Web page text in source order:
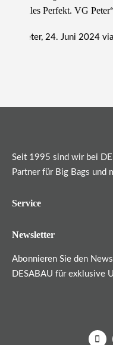
Alles Perfekt. VG
Peter, 24. Juni 2024
Seit 1995 sind wir bei
Partner für Big Bags und
Service
Newsletter
Abonnieren Sie den
DESABAU für exklusive